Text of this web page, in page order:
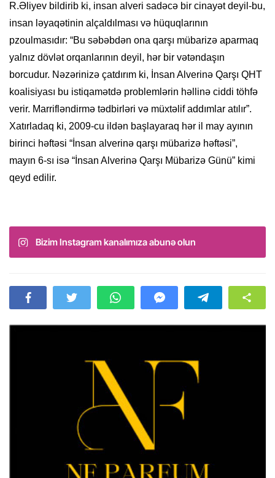
R.Əliyev bildirib ki, insan alveri sadəcə bir cinayət deyil-bu,
insan ləyaqətinin alçaldılması və hüquqlarının
pzoulmasıdır: “Bu səbəbdən ona qarşı mübarizə aparmaq
yalnız dövlət orqanlarının deyil, hər bir vətəndaşın
borcudur. Nəzərinizə çatdırım ki, İnsan Alverinə Qarşı QHT
koalisiyası bu istiqamətdə problemlərin həllinə ciddi töhfə
verir. Marrifləndirmə tədbirləri və müxtəlif addımlar atılır”.
Xatırladaq ki, 2009-cu ildən başlayaraq hər il may ayının
birinci həftəsi “İnsan alverinə qarşı mübarizə həftəsi”,
mayın 6-sı isə “İnsan Alverinə Qarşı Mübarizə Günü” kimi
qeyd edilir.
Bizim Instagram kanalımıza abunə olun